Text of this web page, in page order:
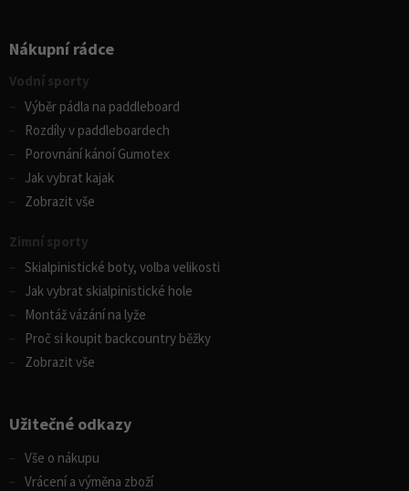
Nákupní rádce
Vodní sporty
Výběr pádla na paddleboard
Rozdíly v paddleboardech
Porovnání kánoí Gumotex
Jak vybrat kajak
Zobrazit vše
Zimní sporty
Skialpinistické boty, volba velikosti
Jak vybrat skialpinistické hole
Montáž vázání na lyže
Proč si koupit backcountry běžky
Zobrazit vše
Užitečné odkazy
Vše o nákupu
Vrácení a výměna zboží